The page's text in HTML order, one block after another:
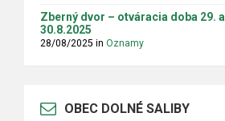
Zberný dvor – otváracia doba 29. a
30.8.2025
28/08/2025 in Oznamy
OBEC DOLNÉ SALIBY